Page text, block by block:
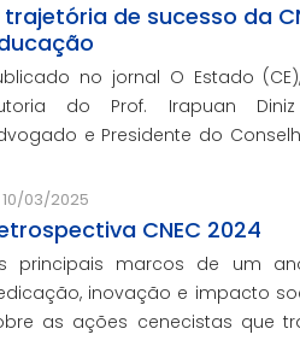
trajetória de sucesso da
no jornal O Estado
do Prof. Irapuan
e Presidente do Conselho Fiscal e de
impacto cenecista na educação
10/03/2025
CNEC 2024
principais marcos de um
inovação e impacto
as ações cenecistas que